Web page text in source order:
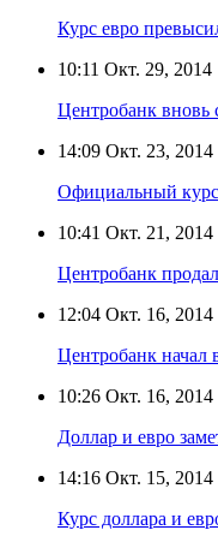
Курс евро
10:11 Окт. 29, 2014
Центробанк вновь
14:09 Окт. 23, 2014
Официальный курс
10:41 Окт. 21, 2014
Центробанк
12:04 Окт. 16, 2014
Центробанк начал
10:26 Окт. 16, 2014
Доллар и евро
14:16 Окт. 15, 2014
Курс доллара и